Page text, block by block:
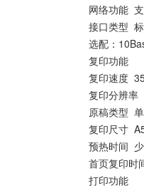
网络功能
接口类型
选配：
复印功能
复印速度
复印分辨率
原稿类型
复印尺寸
预热时间
首页复印时
打印功能